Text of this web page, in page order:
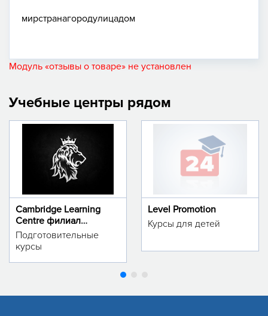
мирстранагородулицадом
Модуль «отзывы о товаре» не установлен
Учебные центры рядом
Cambridge Learning
Centre филиал
м.Тинчлик
Подготовительные
курсы
Level Promotion
Курсы для детей